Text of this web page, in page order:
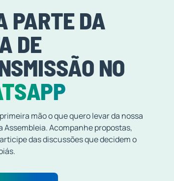
PARTE DA
DE
NO
mão o que quero levar da nossa
Assembleia. Acompanhe propostas,
das discussões que decidem o